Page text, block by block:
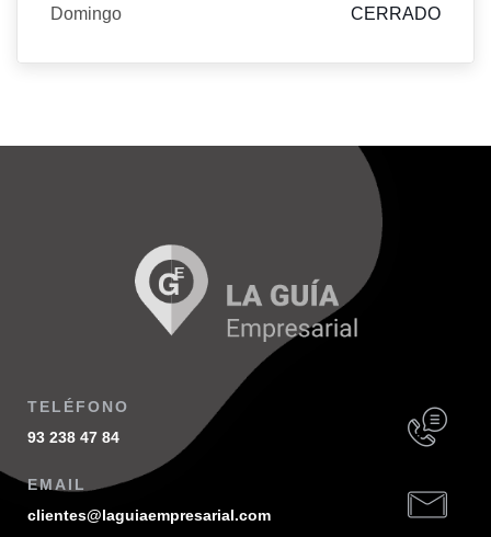
Domingo CERRADO
TELÉFONO
93 238 47 84
EMAIL
clientes@laguiaempresarial.com